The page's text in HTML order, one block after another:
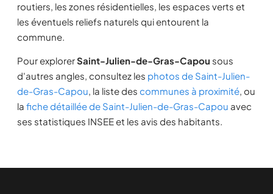
routiers, les zones résidentielles, les espaces verts et
les éventuels reliefs naturels qui entourent la
commune.
Pour explorerSaint-Julien-de-Gras-Capou sous
d'autres angles, consultez les photos de Saint-Julien-
de-Gras-Capou, la liste des communes à proximité, ou
la fiche détaillée de Saint-Julien-de-Gras-Capou avec
ses statistiques INSEE et les avis des habitants.